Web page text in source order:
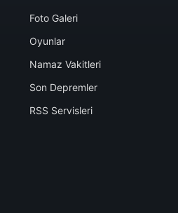
Foto Galeri
Oyunlar
Namaz Vakitleri
Son Depremler
RSS Servisleri